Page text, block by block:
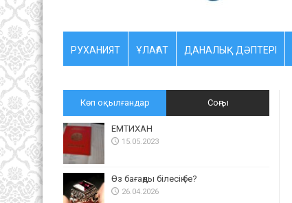
РУХАНИЯТ ҰЛАҒАТ ДАНАЛЫҚ ДӘПТЕРІ
Көп оқылғандар Соңғы
ЕМТИХАН
15.05.2023
Өз бағаңды білесің бе?
26.04.2026